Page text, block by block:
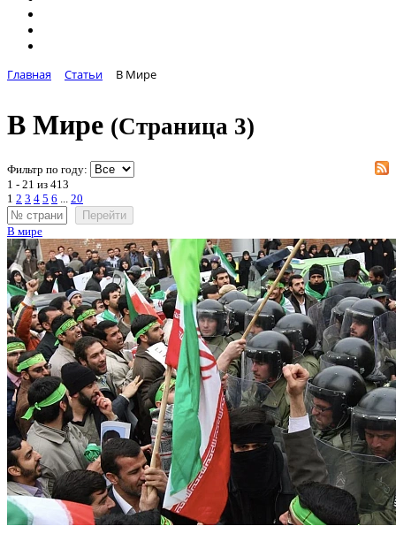
Главная Статьи В Мире
В Мире (Страница 3)
Фильтр по году:
1 - 21 из 413
1 2 3 4 5 6
20
Перейти
В мире